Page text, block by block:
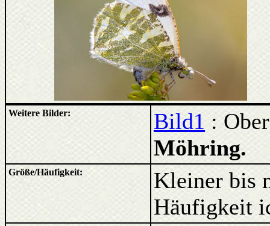
Weitere Bilder: Bild1 :
Möhring.
Größe/Häufigkeit:
Kleiner bis
Häufigkeit